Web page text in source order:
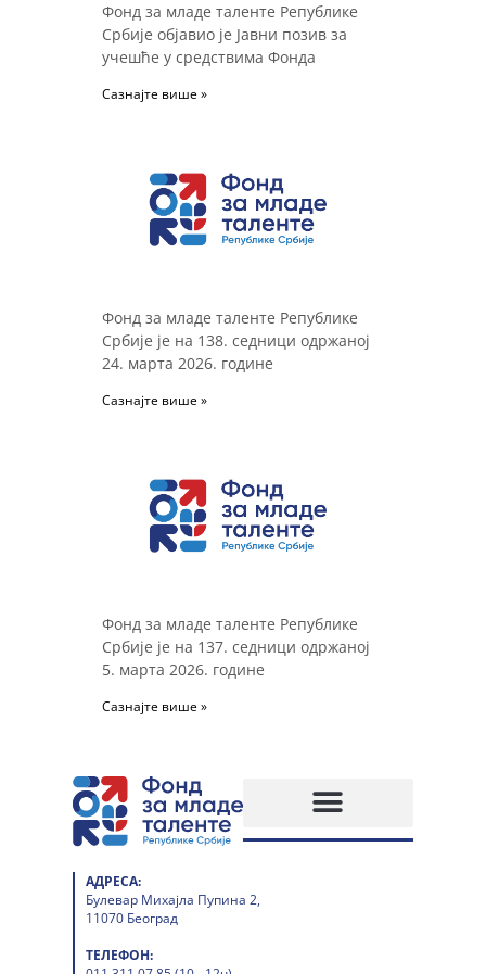
Фонд за младе таленте Републике
Србије објавио је Јавни позив за
учешће у средствима Фонда
Сазнајте више »
Фонд за младе таленте Републике
Србије је на 138. седници одржаној
24. марта 2026. године
Сазнајте више »
Фонд за младе таленте Републике
Србије је на 137. седници одржаној
5. марта 2026. године
Сазнајте више »
АДРЕСА:
Булевар Михајла Пупина 2,
11070 Београд
ТЕЛЕФОН: